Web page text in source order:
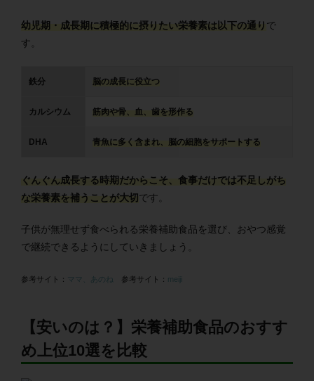
幼児期・成長期に積極的に摂りたい栄養素は以下の通り で
す。
鉄分 脳の成長に役立つ
カルシウム 筋肉や骨、血、歯を形作る
DHA 青魚に多く含まれ、脳の細胞をサポートする
ぐんぐん成長する時期だからこそ、食事だけでは不足しがち
な栄養素を補うことが大切 です。
子供が無理せず食べられる栄養補助食品を選び、おやつ感覚
で継続できるようにしていきましょう。
参考サイト： ママ、あのね 参考サイト： meiji
【安いのは？】栄養補助食品のおすす
め上位10選を比較